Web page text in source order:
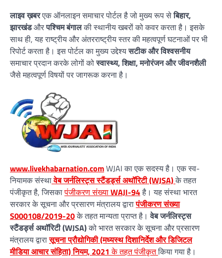
लाइव ख़बरएक ऑनलाइन समाचार पोर्टल है जो मुख्य रूप सेबिहार,
झारखंडऔरपश्चिम बंगालकी स्थानीय खबरों को कवर करता है। इसके
साथ ही, यह राष्ट्रीय और अंतरराष्ट्रीय स्तर की महत्वपूर्ण घटनाओं पर भी
रिपोर्ट करता है। इस पोर्टल का मुख्य उद्देश्यसटीक और विश्वसनीय
समाचार प्रदान करके लोगों कोस्वास्थ्य, शिक्षा, मनोरंजन और जीवनशैली
जैसे महत्वपूर्ण विषयों पर जागरूक करना है।
www.livekhabarnation.comWJAI का एक सदस्य है। एक स्व-
नियामक संस्थावेब जर्नलिस्ट्स स्टैंडर्ड्स अथॉरिटी (WJSA)के तहत
पंजीकृत है, जिसकापंजीकरण संख्याWAJI-94है। यह संस्था भारत
सरकार के सूचना और प्रसारण मंत्रालय द्वारापंजीकरण संख्या
S000108/2019-20के तहत मान्यता प्राप्त है।वेब जर्नलिस्ट्स
स्टैंडर्ड्स अथॉरिटी (WJSA)को भारत सरकार के सूचना और प्रसारण
मंत्रालय द्वारासूचना प्रौद्योगिकी (मध्यस्थ दिशानिर्देश और डिजिटल
मीडिया आचार संहिता) नियम, 2021 के तहत पंजीकृतकिया गया है।